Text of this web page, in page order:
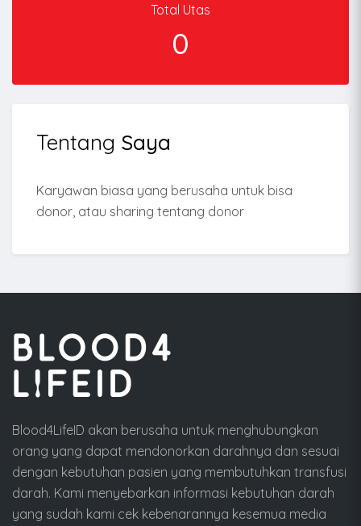
Total Utas
0
Tentang Saya
Karyawan biasa yang berusaha untuk bisa
donor, atau sharing tentang donor
Blood4LifeID akan berusaha untuk menghubungkan
orang yang dapat mendonorkan darahnya dan sesuai
dengan kebutuhan pasien yang membutuhkan transfusi
darah. Kami menyebarkan informasi kebutuhan darah
yang sudah kami cek kebenarannya kesemua media